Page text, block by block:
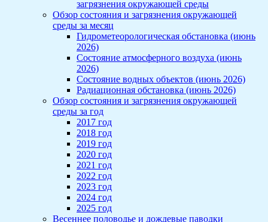
загрязнения окружающей среды
Обзор состояния и загрязнения окружающей
среды за месяц
Гидрометеорологическая обстановка (июнь
2026)
Состояние атмосферного воздуха (июнь
2026)
Состояние водных объектов (июнь 2026)
Радиационная обстановка (июнь 2026)
Обзор состояния и загрязнения окружающей
среды за год
2017 год
2018 год
2019 год
2020 год
2021 год
2022 год
2023 год
2024 год
2025 год
Весеннее половодье и дождевые паводки